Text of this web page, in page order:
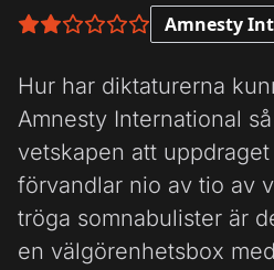
2 av 6 i betyg Amnesty
Hur har diktaturerna
Amnesty International
vetskapen att
förvandlar nio av tio av
tröga somnabulister är
en välgörenhetsbox